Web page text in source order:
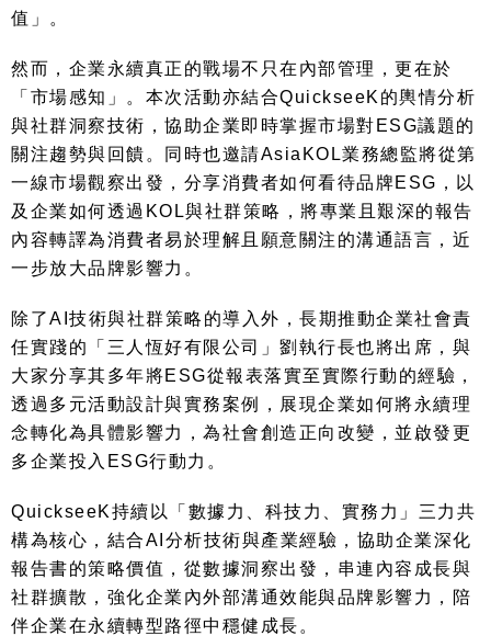
值」。
然而，企業永續真正的戰場不只在內部管理，更在於
「市場感知」。本次活動亦結合QuickseeK 的輿情分析
與社群洞察技術，協助企業即時掌握市場對 ESG議題的
關注趨勢與回饋。同時也邀請AsiaKOL業務總監將從第
一線市場觀察出發，分享消費者如何看待品牌ESG ，以
及企業如何透過 KOL與社群策略，將專業且艱深的報告
內容轉譯為消費者易於理解且願意關注的溝通語言，近
一步放大品牌影響力。
除了AI 技術與社群策略的導入外，長期推動企業社會責
任實踐的「三人恆好有限公司」劉執行長也將出席，與
大家分享其多年將ESG從報表落實至實際行動的經驗，
透過多元活動設計與實務案例，展現企業如何將永續理
念轉化為具體影響力，為社會創造正向改變，並啟發更
多企業投入 ESG行動力。
QuickseeK持續以「數據力、科技力、實務力」三力共
構為核心，結合AI 分析技術與產業經驗，協助企業深化
報告書的策略價值，從數據洞察出發，串連內容成長與
社群擴散，強化企業內外部溝通效能與品牌影響力，陪
伴企業在永續轉型路徑中穩健成長。